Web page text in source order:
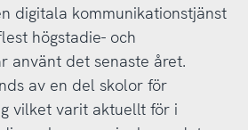
digitala kommunikationstjänst
högstadie- och
använt det senaste året.
av en del skolor för
vilket varit aktuellt för i